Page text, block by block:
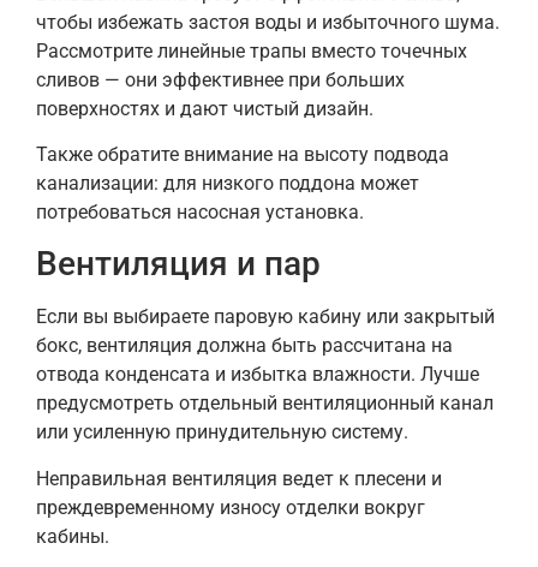
чтобы избежать застоя воды и избыточного шума.
Рассмотрите линейные трапы вместо точечных
сливов — они эффективнее при больших
поверхностях и дают чистый дизайн.
Также обратите внимание на высоту подвода
канализации: для низкого поддона может
потребоваться насосная установка.
Вентиляция и пар
Если вы выбираете паровую кабину или закрытый
бокс, вентиляция должна быть рассчитана на
отвода конденсата и избытка влажности. Лучше
предусмотреть отдельный вентиляционный канал
или усиленную принудительную систему.
Неправильная вентиляция ведет к плесени и
преждевременному износу отделки вокруг
кабины.